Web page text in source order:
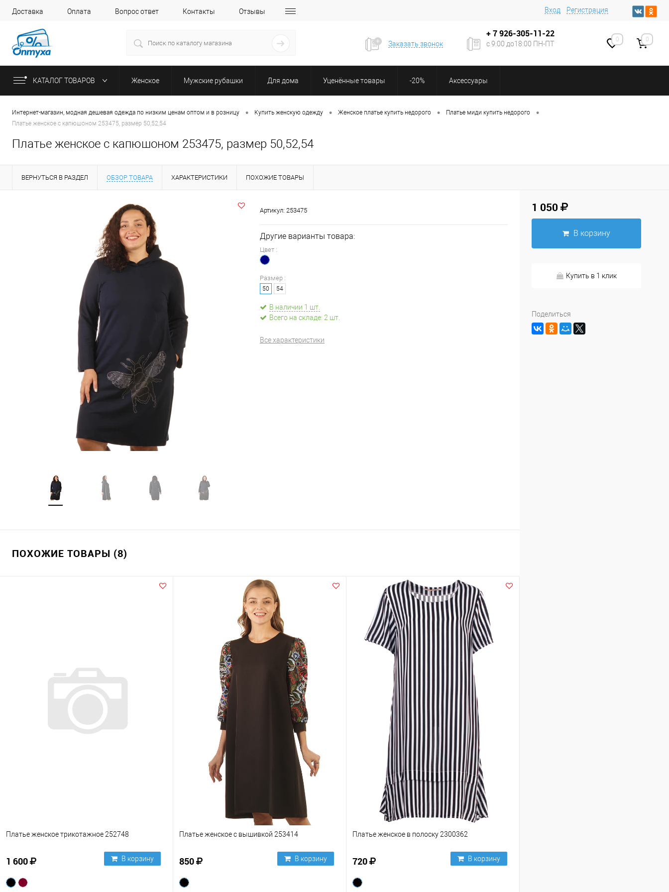
Доставка Оплата Вопрос ответ Контакты Отзывы Вход Регистрация
Заказать звонок
+ 7926-305-11-22
с 9:00 до18:00 ПН-ПТ
0 0
КАТАЛОГ ТОВАРОВ Женское Мужские рубашки Для дома Уценённые товары -20% Аксессуары
Интернет-магазин, модная дешевая одежда по низким ценам оптом и в розницу • Купить женскую одежду • Женское платье купить недорого • Платье миди купить недорого •
Платье женское с капюшоном 253475, размер 50,52,54
Платье женское с капюшоном 253475, размер 50,52,54
ВЕРНУТЬСЯ В РАЗДЕЛ ОБЗОР ТОВАРА ХАРАКТЕРИСТИКИ ПОХОЖИЕ ТОВАРЫ
Артикул: 253475
Другие варианты товара:
Цвет :
Размер :
50 54
В наличии 1 шт.
Всего на складе: 2 шт.
Все характеристики
ПОХОЖИЕ ТОВАРЫ (8)
Платье женское трикотажное 252748
1 600 В корзину
Платье женское с вышивкой 253414
850 В корзину
Платье женское в полоску 2300362
720 В корзину
1 050
В корзину
Купить в 1 клик
Поделиться